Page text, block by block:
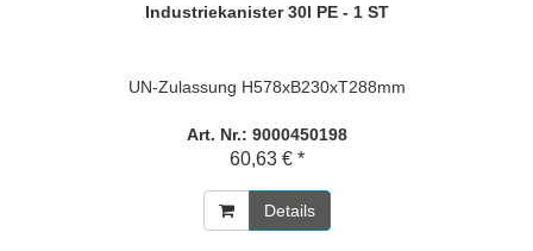
Industriekanister 30l PE - 1 ST
UN-Zulassung H578xB230xT288mm
Art. Nr.: 9000450198
60,63 € *
Details